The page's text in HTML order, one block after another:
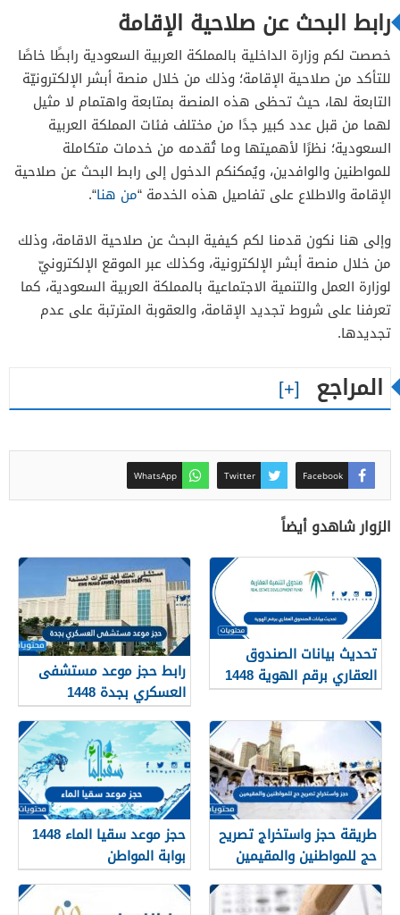
رابط البحث عن صلاحية الإقامة
خصصت لكم وزارة الداخلية بالمملكة العربية السعودية رابطًا خاصًا
للتأكد من صلاحية الإقامة؛ وذلك من خلال منصة أبشر الإلكترونيّة
التابعة لها، حيث تحظى هذه المنصة بمتابعة واهتمام لا مثيل
لهما من قبل عدد كبير جدًا من مختلف فئات المملكة العربية
السعودية؛ نظرًا لأهميتها وما تُقدمه من خدمات متكاملة
للمواطنين والوافدين، ويُمكنكم الدخول إلى رابط البحث عن صلاحية
الإقامة والاطلاع على تفاصيل هذه الخدمة “من هنا“.
وإلى هنا نكون قدمنا لكم كيفية البحث عن صلاحية الاقامة، وذلك
من خلال منصة أبشر الإلكترونية، وكذلك عبر الموقع الإلكترونيّ
لوزارة العمل والتنمية الاجتماعية بالمملكة العربية السعودية، كما
تعرفنا على شروط تجديد الإقامة، والعقوبة المترتبة على عدم
تجديدها.
المراجع
Facebook
Twitter
WhatsApp
الزوار شاهدو أيضاً
تحديث بيانات الصندوق
العقاري برقم الهوية 1448
الرابط والخطوات
رابط حجز موعد مستشفى
العسكري بجدة 1448
طريقة حجز واستخراج تصريح
حج للمواطنين والمقيمين
1448
حجز موعد سقيا الماء 1448
بوابة المواطن